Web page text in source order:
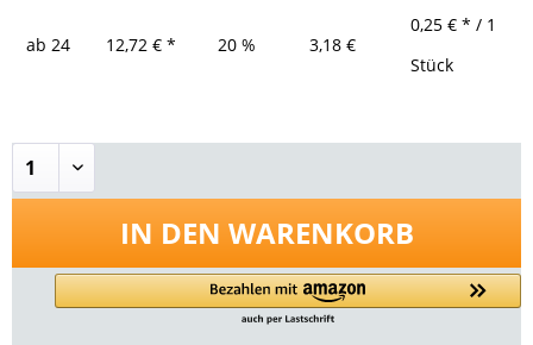
ab 24 12,72 € * 20 % 3,18 €
0,25 € * / 1
Stück
IN DEN WARENKORB